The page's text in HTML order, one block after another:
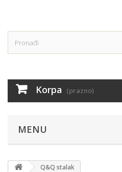
Korpa (prazno)
MENU
Q&Q stalak